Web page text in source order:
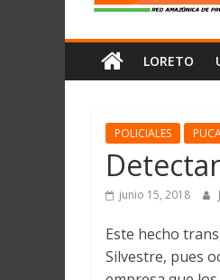
Cadena
Amazónica
de
Noticias
del
Perú,
Mundo
Ucayali,
San
LORETO
POLICIALES
junio 15, 2018
Este hecho
Silvestre, pues